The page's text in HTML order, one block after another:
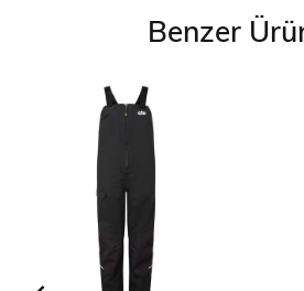
Benzer